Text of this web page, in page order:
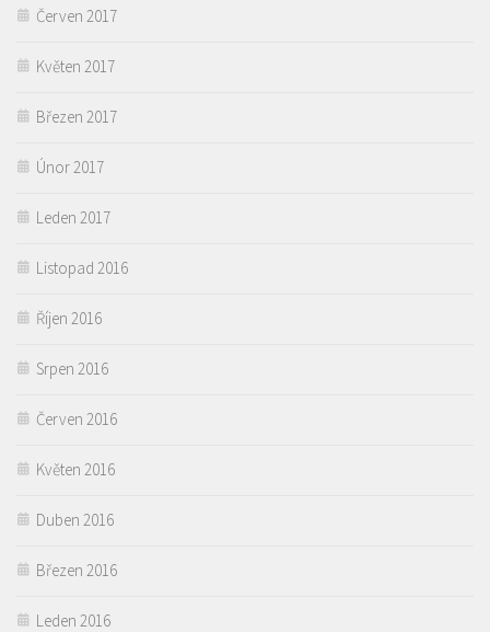
Červen 2017
Květen 2017
Březen 2017
Únor 2017
Leden 2017
Listopad 2016
Říjen 2016
Srpen 2016
Červen 2016
Květen 2016
Duben 2016
Březen 2016
Leden 2016